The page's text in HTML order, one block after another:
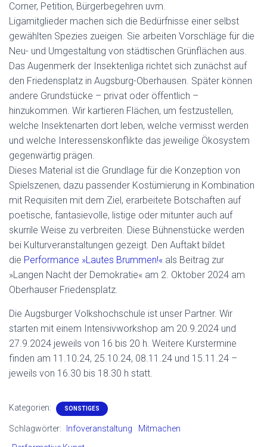
Corner, Petition, Bürgerbegehren uvm.
Ligamitglieder machen sich die Bedürfnisse einer selbst
gewählten Spezies zueigen. Sie arbeiten Vorschläge für die
Neu- und Umgestaltung von städtischen Grünflächen aus.
Das Augenmerk der Insektenliga richtet sich zunächst auf
den Friedensplatz in Augsburg-Oberhausen. Später können
andere Grundstücke – privat oder öffentlich –
hinzukommen. Wir kartieren Flächen, um festzustellen,
welche Insektenarten dort leben, welche vermisst werden
und welche Interessenskonflikte das jeweilige Ökosystem
gegenwärtig prägen.
Dieses Material ist die Grundlage für die Konzeption von
Spielszenen, dazu passender Kostümierung in Kombination
mit Requisiten mit dem Ziel, erarbeitete Botschaften auf
poetische, fantasievolle, listige oder mitunter auch auf
skurrile Weise zu verbreiten. Diese Bühnenstücke werden
bei Kulturveranstaltungen gezeigt. Den Auftakt bildet
die Performance »Lautes Brummen!« als Beitrag zur
»Langen Nacht der Demokratie« am 2. Oktober 2024 am
Oberhauser Friedensplatz.
Die Augsburger Volkshochschule ist unser Partner. Wir
starten mit einem Intensivworkshop am 20.9.2024 und
27.9.2024 jeweils von 16 bis 20 h. Weitere Kurstermine
finden am 11.10.24, 25.10.24, 08.11.24 und 15.11.24 –
jeweils von 16.30 bis 18.30 h statt.
Kategorien: SONSTIGES
Schlagwörter: Infoveranstaltung
Mitmachen